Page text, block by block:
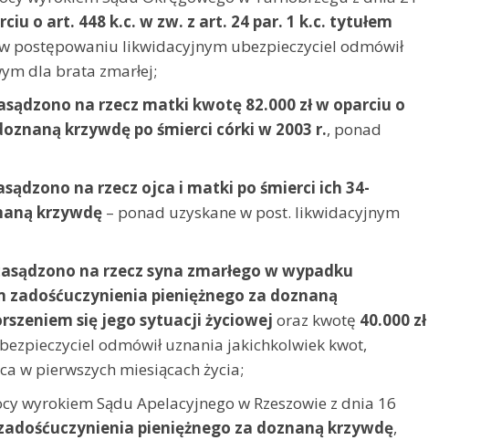
o art. 448 k.c. w zw. z art. 24 par. 1 k.c. tytułem
postępowaniu likwidacyjnym ubezpieczyciel odmówił
dla brata zmarłej;
na rzecz matki kwotę 82.000 zł w oparciu o
krzywdę po śmierci córki w 2003 r., ponad
na rzecz ojca i matki po śmierci ich 34-
krzywdę – ponad uzyskane w post. likwidacyjnym
na rzecz syna zmarłego w wypadku
pieniężnego za doznaną
się jego sytuacji życiowej oraz kwotę 40.000 zł
odmówił uznania jakichkolwiek kwot,
w pierwszych miesiącach życia;
wyrokiem Sądu Apelacyjnego w Rzeszowie z dnia 16
pieniężnego za doznaną krzywdę,